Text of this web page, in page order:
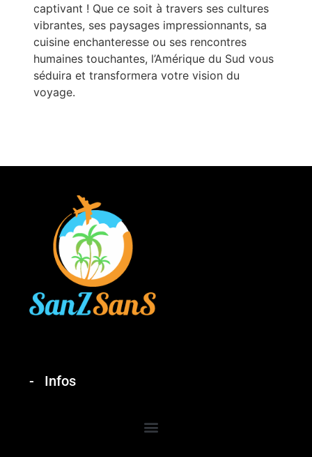
captivant ! Que ce soit à travers ses cultures
vibrantes, ses paysages impressionnants, sa
cuisine enchanteresse ou ses rencontres
humaines touchantes, l’Amérique du Sud vous
séduira et transformera votre vision du
voyage.
Infos